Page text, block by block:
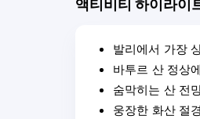
액티비티 하이라이
발리에서 가장
바투르 산 정상
숨막히는 산 전
웅장한 화산 절